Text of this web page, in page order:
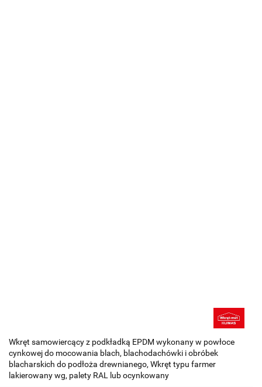
Wkręt samowiercący z podkładką EPDM wykonany w powłoce
cynkowej do mocowania blach, blachodachówki i obróbek
blacharskich do podłoża drewnianego, Wkręt typu farmer
lakierowany wg, palety RAL lub ocynkowany